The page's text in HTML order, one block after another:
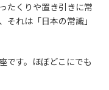
たくりや置き引きに常
それは「日本の常識」
です。ほぼどこにでも